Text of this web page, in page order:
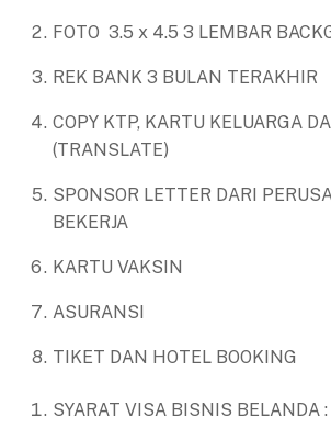
FOTO 3.5 x 4.5 3 LEMBAR
REK BANK 3 BULAN TERAKHIR
COPY KTP, KARTU KELUARGA
(TRANSLATE)
SPONSOR LETTER DARI
BEKERJA
KARTU VAKSIN
ASURANSI
TIKET DAN HOTEL BOOKING
SYARAT VISA BISNIS BELANDA :